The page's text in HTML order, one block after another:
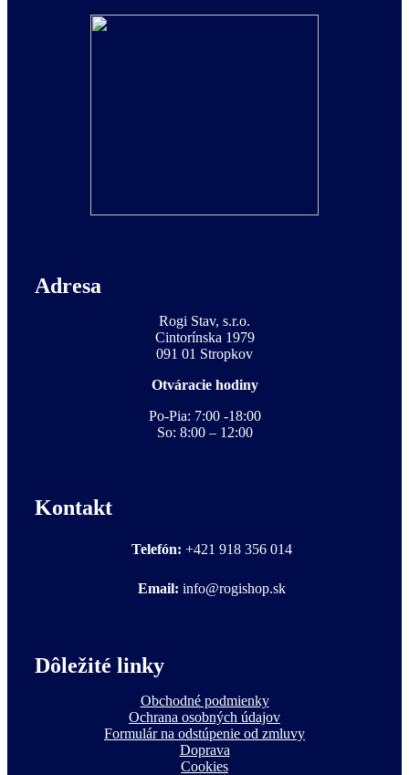
Adresa
Rogi Stav, s.r.o.
Cintorínska 1979
091 01 Stropkov
Otváracie hodiny
Po-Pia: 7:00 -18:00
So: 8:00 – 12:00
Kontakt
Telefón: +421 918 356 014
Email: info@rogishop.sk
Dôležité linky
Obchodné podmienky
Ochrana osobných údajov
Formulár na odstúpenie od zmluvy
Doprava
Cookies